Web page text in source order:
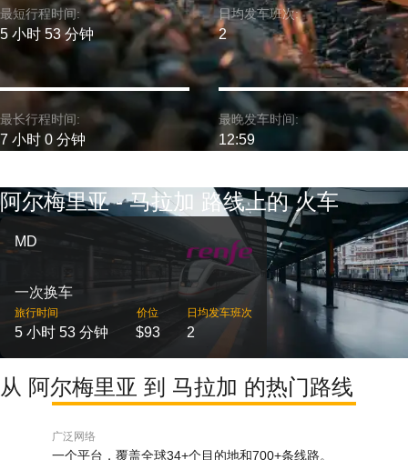
最短行程时间:
5 小时 53 分钟
最长行程时间:
7 小时 0 分钟
日均发车班次:
2
最晚发车时间:
12:59
阿尔梅里亚 - 马拉加 路线上的 火车
MD
一次换车
旅行时间
5 小时 53 分钟
价位
$93
日均发车班次
2
从 阿尔梅里亚 到 马拉加 的热门路线
广泛网络
一个平台，覆盖全球34+个目的地和700+条线路。